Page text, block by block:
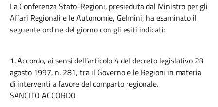
La Conferenza Stato-Regioni, presieduta dal Ministro per gli
Affari Regionali e le Autonomie, Gelmini, ha esaminato il
seguente ordine del giorno con gli esiti indicati:
1. Accordo, ai sensi dell’articolo 4 del decreto legislativo 28
agosto 1997, n. 281, tra il Governo e le Regioni in materia
di interventi a favore del comparto regionale.
SANCITO ACCORDO